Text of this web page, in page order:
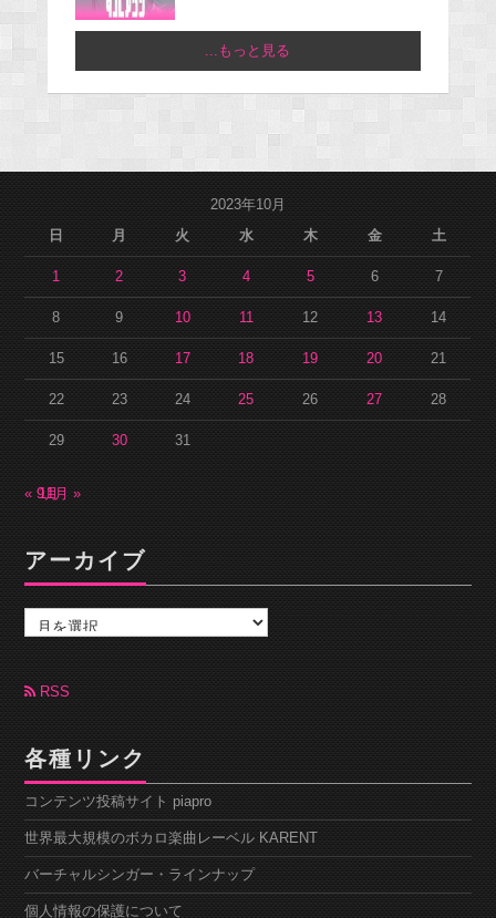
...もっと見る
2023年10月
日
月 火 水 木 金 土
1 2 3 4 5 6 7
8 9 10 11 12 13 14
15 16 17 18 19 20 21
22 23 24 25 26 27 28
29 30 31
« 9月
11月 »
アーカイブ
カ
ブ RSS
各種リンク
コンテンツ投稿サイト piapro
世界最大規模のボカロ楽曲レーベル KARENT
バーチャルシンガー・ラインナップ
個人情報の保護について